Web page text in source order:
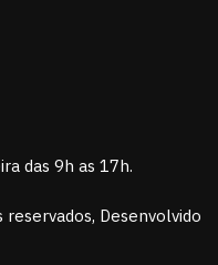
das 9h as 17h.
Desenvolvido